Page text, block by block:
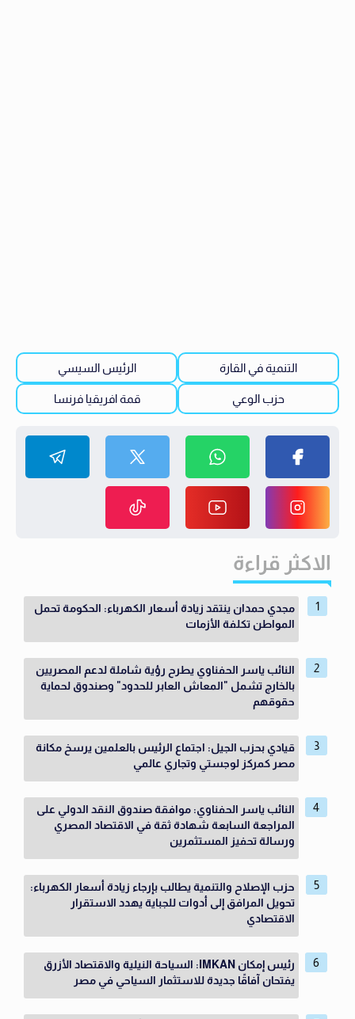
التنمية في القارة الرئيس السيسي
حزب الوعي قمة افريقيا فرنسا
الاكثر قراءة
مجدي حمدان ينتقد زيادة أسعار الكهرباء: الحكومة تحمل
المواطن تكلفة الأزمات
النائب ياسر الحفناوي يطرح رؤية شاملة لدعم المصريين
بالخارج تشمل "المعاش العابر للحدود" وصندوق لحماية
حقوقهم
قيادي بحزب الجيل: اجتماع الرئيس بالعلمين يرسخ مكانة
مصر كمركز لوجستي وتجاري عالمي
النائب ياسر الحفناوي: موافقة صندوق النقد الدولي على
المراجعة السابعة شهادة ثقة في الاقتصاد المصري
ورسالة تحفيز المستثمرين
حزب الإصلاح والتنمية يطالب بإرجاء زيادة أسعار الكهرباء:
تحويل المرافق إلى أدوات للجباية يهدد الاستقرار
الاقتصادي
رئيس إمكان IMKAN: السياحة النيلية والاقتصاد الأزرق
يفتحان آفاقًا جديدة للاستثمار السياحي في مصر